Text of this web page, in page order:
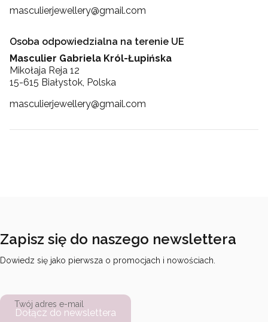
masculierjewellery@gmail.com
Osoba odpowiedzialna na terenie UE
Masculier Gabriela Król-Łupińska
Mikołaja Reja 12
15-615 Białystok, Polska
masculierjewellery@gmail.com
Zapisz się do naszego newslettera
Dowiedz się jako pierwsza o promocjach i nowościach.
Twój adres e-mail
Dołącz do newslettera